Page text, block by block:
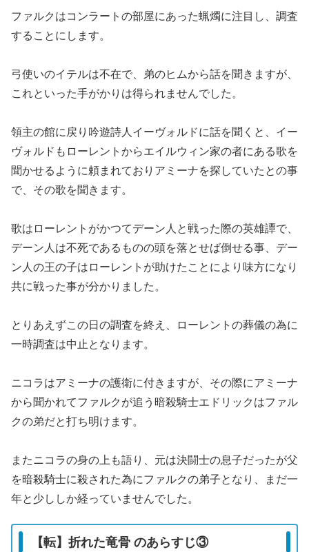
ファルクはコンラートの部屋にあった蝋燭に注目し、調査
することにします。
弓使いのイテルは不在で、弟のヒムから話を聞きますが、
これといった手がかりは得られませんでした。
領主の館に戻り吟遊詩人イーヴォルドに話を聞くと、イー
ヴォルドもローレントからエイルウィン家の者にある歌を
聞かせるように頼まれておりアミーナを探していたとの事
で、その歌を聞きます。
歌はローレントがかつてデーン人と戦った際の英雄譚で、
デーン人は不死であるものの頭を落とせば倒せる事、デー
ン人の王の子はローレントが助けたことにより味方になり
共に戦った事が分かりました。
とりあえずこの日の調査を終え、ローレントの葬儀の為に
一時調査は中止となります。
ニコラはアミーナの護衛に付きますが、その際にアミーナ
から聞かれてファルクが追う暗殺騎士エドリックはファル
クの弟だと打ち明けます。
またニコラの身の上も語り、元は決闘士の息子だったが父
を暗殺騎士に殺された為にファルクの弟子となり、まだ一
年と少ししか経っていませんでした。
【転】折れた竜骨 のあらすじ③